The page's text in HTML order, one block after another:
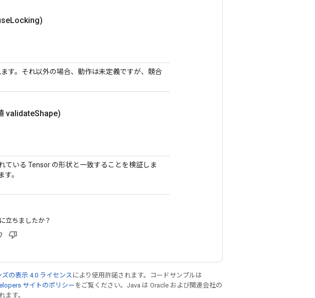
Locking)
す。それ以外の場合、動作は未定義ですが、競合
validateShape)
いる Tensor の形状と一致することを検証しま
。
立ちましたか？
の表示 4.0 ライセンス により使用許諾されます。コードサンプルは
サイトのポリシー をご覧ください。Java は Oracle および関連会社の
ます。